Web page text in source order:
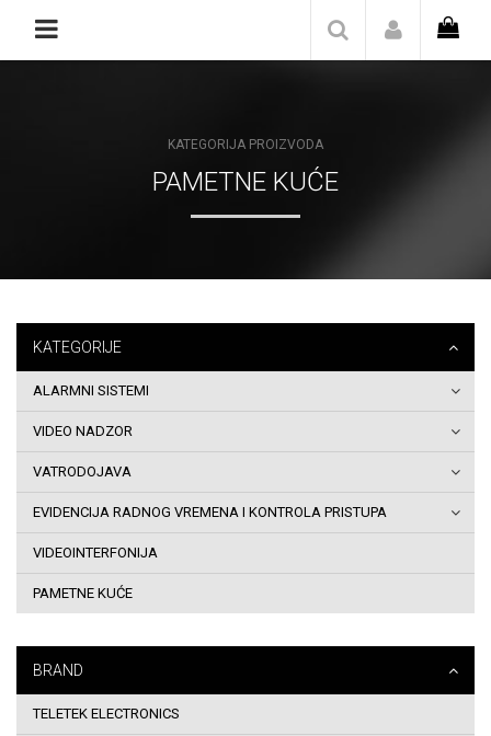
Naslovna
Zaštita
privatnosti
korištenja
Dostava
robe
KATEGORIJA PROIZVODA
PAMETNE KUĆE
KATEGORIJE
ALARMNI SISTEMI
VIDEO NADZOR
VATRODOJAVA
EVIDENCIJA RADNOG VREMENA I KONTROLA PRISTUPA
VIDEOINTERFONIJA
PAMETNE KUĆE
BRAND
TELETEK ELECTRONICS